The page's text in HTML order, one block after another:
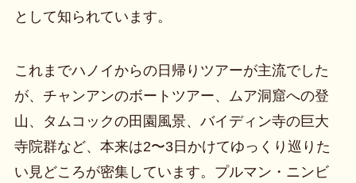
として知られています。
これまでハノイからの日帰りツアーが主流でした
が、チャンアンのボートツアー、ムア洞窟への登
山、タムコックの田園風景、バイディン寺の巨大
寺院群など、本来は2〜3日かけてゆっくり巡りた
い見どころが密集しています。プルマン・ニンビ